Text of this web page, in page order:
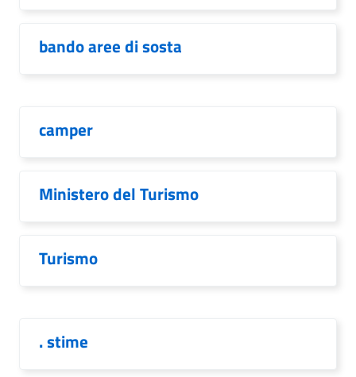
bando aree di sosta
camper
Ministero del Turismo
Turismo
. stime